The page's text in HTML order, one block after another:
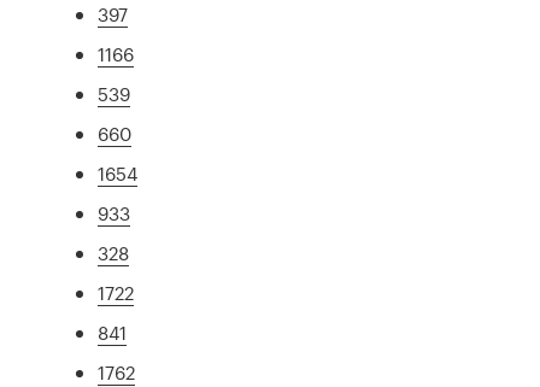
397
1166
539
660
1654
933
328
1722
841
1762